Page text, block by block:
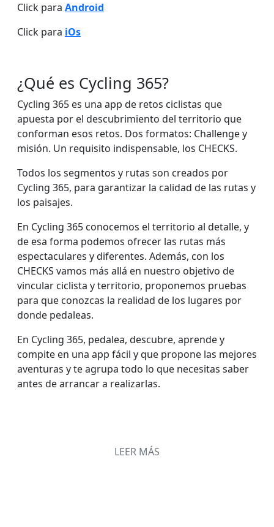
Click para Android
Click para iOs
¿Qué es Cycling 365?
Cycling 365 es una app de retos ciclistas que
apuesta por el descubrimiento del territorio que
conforman esos retos. Dos formatos: Challenge y
misión. Un requisito indispensable, los CHECKS.
Todos los segmentos y rutas son creados por
Cycling 365, para garantizar la calidad de las rutas y
los paisajes.
En Cycling 365 conocemos el territorio al detalle, y
de esa forma podemos ofrecer las rutas más
espectaculares y diferentes. Además, con los
CHECKS vamos más allá en nuestro objetivo de
vincular ciclista y territorio, proponemos pruebas
para que conozcas la realidad de los lugares por
donde pedaleas.
En Cycling 365, pedalea, descubre, aprende y
compite en una app fácil y que propone las mejores
aventuras y te agrupa todo lo que necesitas saber
antes de arrancar a realizarlas.
LEER MÁS